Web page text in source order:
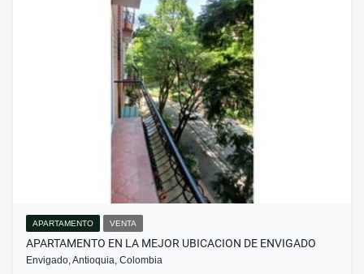
APARTAMENTO VENTA
APARTAMENTO EN LA MEJOR UBICACION DE ENVIGADO
Envigado, Antioquia, Colombia